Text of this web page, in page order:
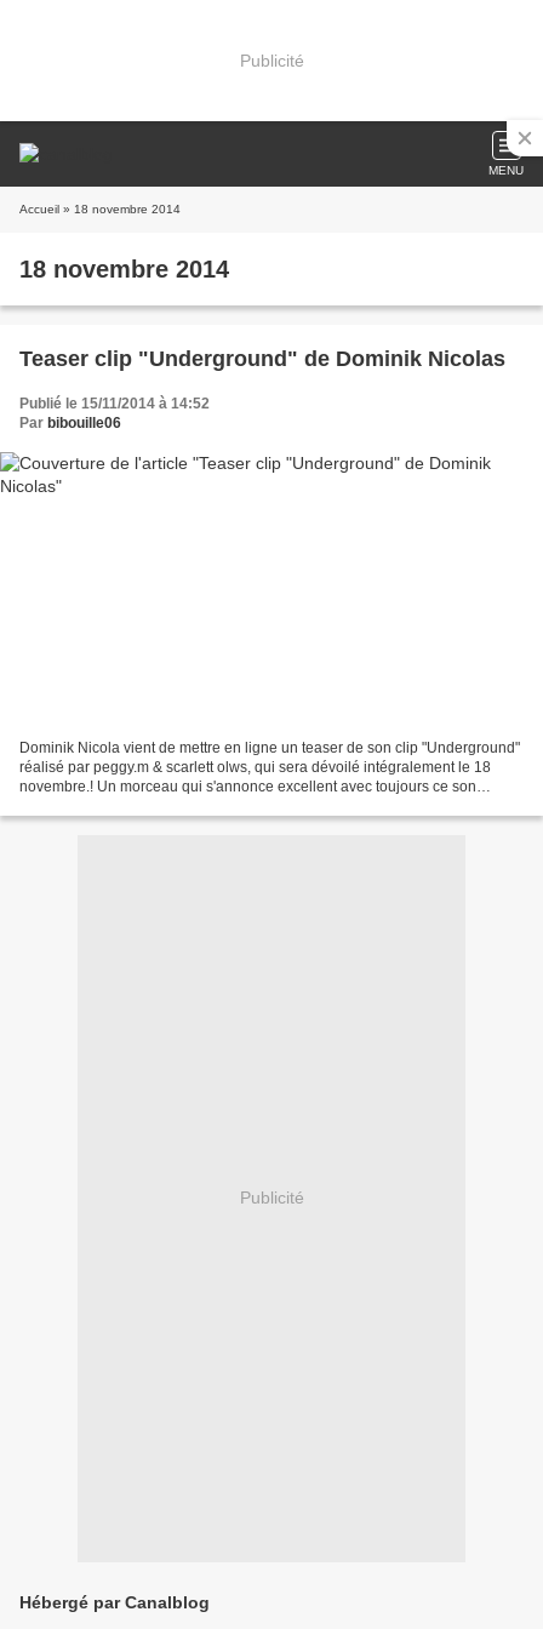
Publicité
MENU
Accueil » 18 novembre 2014
18 novembre 2014
Teaser clip "Underground" de Dominik Nicolas
Publié le 15/11/2014 à 14:52
Par bibouille06
Dominik Nicola vient de mettre en ligne un teaser de son clip "Underground"
réalisé par peggy.m & scarlett olws, qui sera dévoilé intégralement le 18
novembre.! Un morceau qui s'annonce excellent avec toujours ce son
Publicité
Hébergé par Canalblog